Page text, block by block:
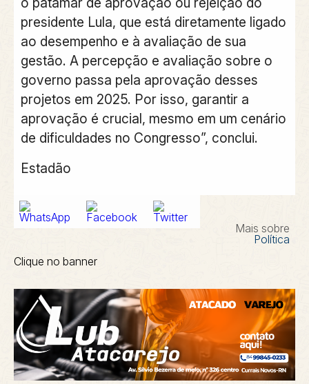
presidente Lula, que está diretamente ligado
ao desempenho e à avaliação de sua
gestão. A percepção e avaliação sobre o
governo passa pela aprovação desses
projetos em 2025. Por isso, garantir a
aprovação é crucial, mesmo em um cenário
de dificuldades no Congresso”, conclui.
Estadão
Mais sobre
Política
Clique no banner